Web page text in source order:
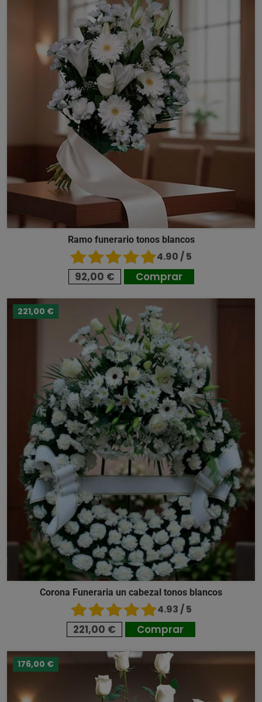
Ramo funerario tonos blancos
4.90 / 5
92,00 € Comprar
221,00 €
Corona Funeraria un cabezal tonos blancos
4.93 / 5
221,00 € Comprar
176,00 €